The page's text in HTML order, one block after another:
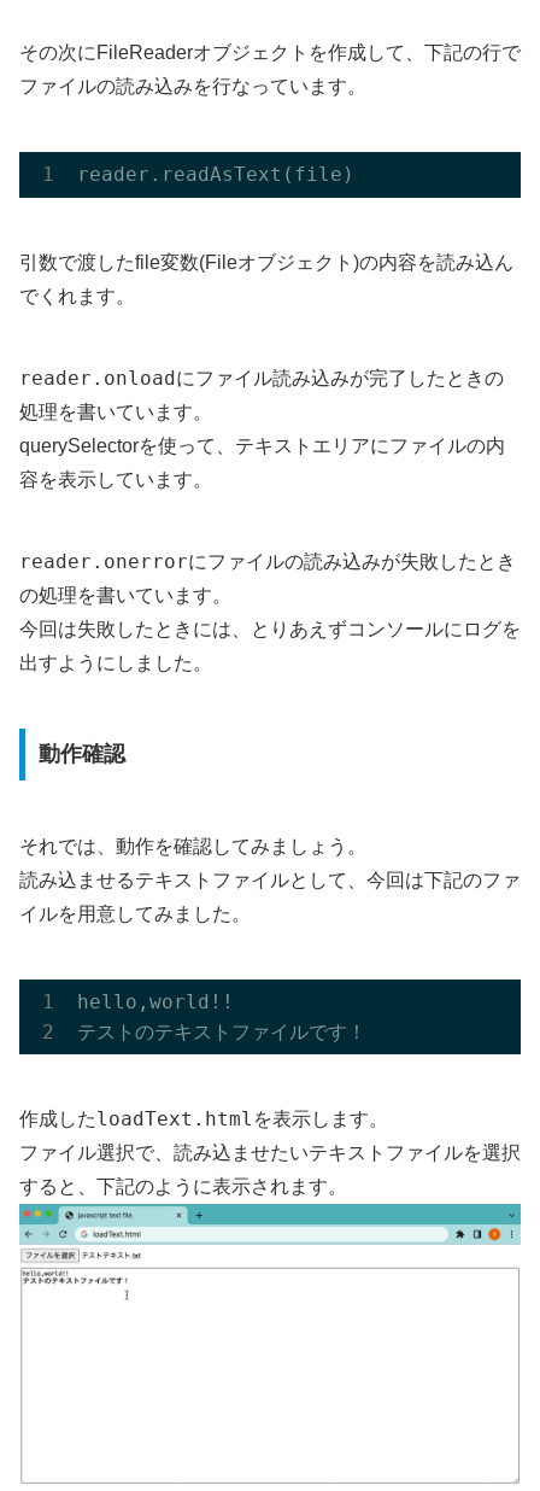
その次にFileReaderオブジェクトを作成して、下記の行で
ファイルの読み込みを行なっています。
reader.readAsText( file )
引数で渡したfile変数(Fileオブジェクト)の内容を読み込ん
でくれます。
reader.onloadにファイル読み込みが完了したときの
処理を書いています。
querySelectorを使って、テキストエリアにファイルの内
容を表示しています。
reader.onerrorにファイルの読み込みが失敗したとき
の処理を書いています。
今回は失敗したときには、とりあえずコンソールにログを
出すようにしました。
動作確認
それでは、動作を確認してみましょう。
読み込ませるテキストファイルとして、今回は下記のファ
イルを用意してみました。
hello,world!!
作成したloadText.html を表示します。
ファイル選択で、読み込ませたいテキストファイルを選択
すると、下記のように表示されます。